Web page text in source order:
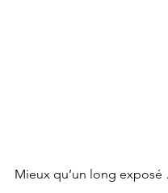
Mieux qu’un long